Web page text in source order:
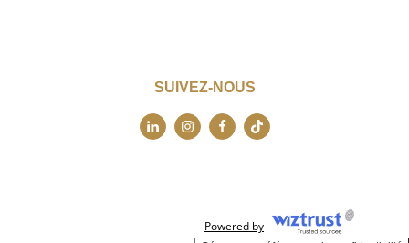
SUIVEZ-NOUS
Powered by